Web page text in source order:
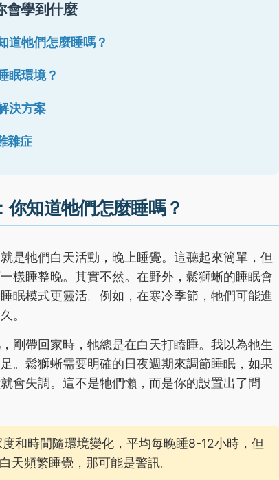
會學到什麼
道牠們怎麼睡嗎？
眠環境？
決方案
雜症
知道牠們怎麼睡嗎？
是牠們白天活動，晚上睡覺。這聽起來簡單，但
樣睡整晚。其實不然。在野外，鬆獅蜥的睡眠會
眠模式更靈活。例如，在寒冷季節，牠們可能進
。
剛帶回家時，牠總是在白天打瞌睡。我以為牠生
。鬆獅蜥需要明確的日夜週期來調節睡眠，如果
會失調。這不是牠們懶，而是你的設置出了問
和時間隨環境變化，平均每晚睡8-12小時，但
天頻繁睡覺，那可能是警訊。